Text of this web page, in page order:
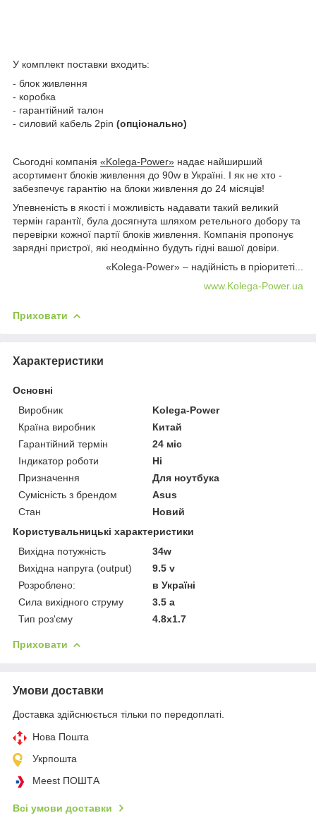
У комплект поставки входить:
- блок живлення
- коробка
- гарантійний талон
- силовий кабель 2pin (опціонально)
Сьогодні компанія «Kolega-Power» надає найширший
асортимент блоків живлення до 90w в Україні. І як не хто -
забезпечує гарантію на блоки живлення до 24 місяців!
Упевненість в якості і можливість надавати такий великий
термін гарантії, була досягнута шляхом ретельного добору та
перевірки кожної партії блоків живлення. Компанія пропонує
зарядні пристрої, які неодмінно будуть гідні вашої довіри.
«Kolega-Power» – надійність в пріоритеті...
www.Kolega-Power.ua
Приховати
Характеристики
Основні
Виробник
Kolega-Power
Країна виробник
Китай
Гарантійний термін
24 міс
Індикатор роботи
Ні
Призначення
Для ноутбука
Сумісність з брендом
Asus
Стан
Новий
Користувальницькі характеристики
Вихідна потужність
34w
Вихідна напруга (output)
9.5 v
Розроблено:
в Україні
Сила вихідного струму
3.5 a
Тип роз'єму
4.8x1.7
Приховати
Умови доставки
Доставка здійснюється тільки по передоплаті.
Нова Пошта
Укрпошта
Meest ПОШТА
Всі умови доставки